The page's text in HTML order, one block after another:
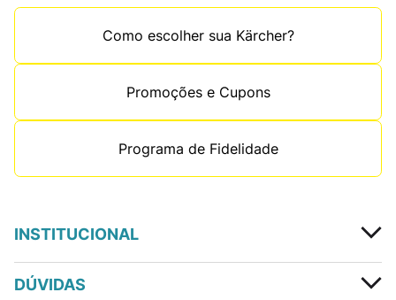
Como escolher sua Kärcher?
Promoções e Cupons
Programa de Fidelidade
INSTITUCIONAL
DÚVIDAS